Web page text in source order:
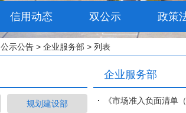
信用动态 双公示 政策
公示公告 > 企业服务部 > 列表
规划建设部
企业服务部
《市场准入负面清单